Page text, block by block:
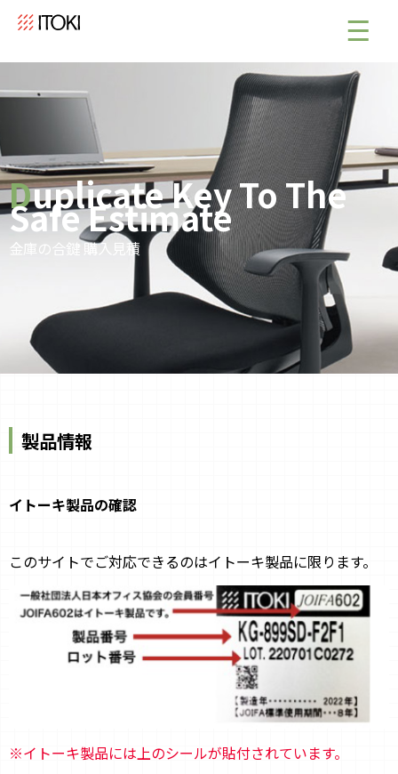
Duplicate Key To The
Safe Estimate
金庫の合鍵 購入見積
製品情報
イトーキ製品の確認
このサイトでご対応できるのはイトーキ製品に限ります。
※イトーキ製品には上のシールが貼付されています。